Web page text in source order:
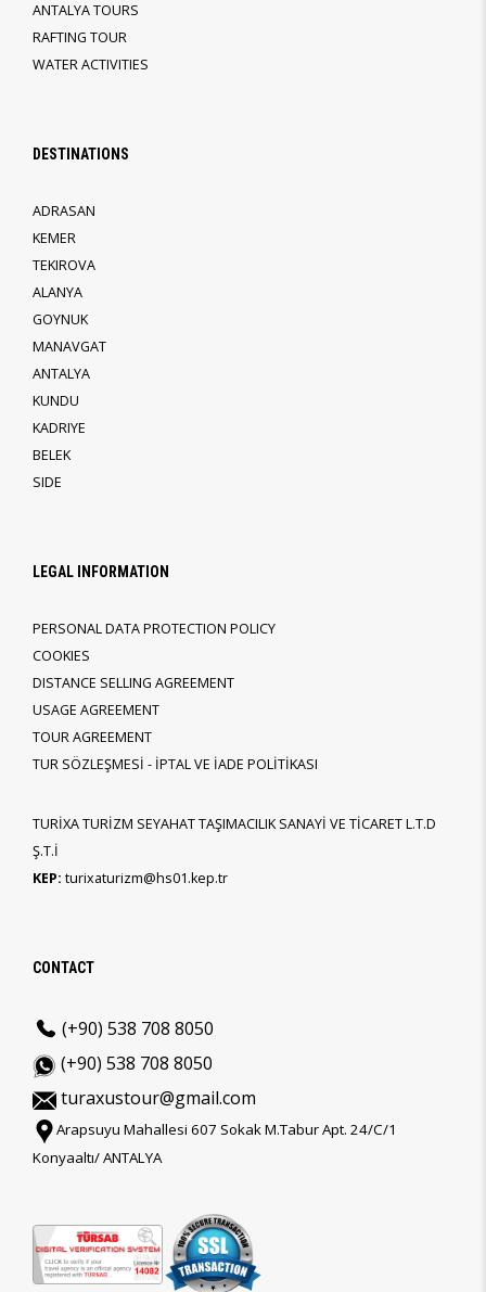
ANTALYA TOURS
RAFTING TOUR
WATER ACTIVITIES
DESTINATIONS
ADRASAN
KEMER
TEKIROVA
ALANYA
GOYNUK
MANAVGAT
ANTALYA
KUNDU
KADRIYE
BELEK
SIDE
LEGAL INFORMATION
PERSONAL DATA PROTECTION POLICY
COOKIES
DISTANCE SELLING AGREEMENT
USAGE AGREEMENT
TOUR AGREEMENT
TUR SÖZLEŞMESİ - İPTAL VE İADE POLİTİKASI
TURİXA TURİZM SEYAHAT TAŞIMACILIK SANAYİ VE TİCARET L.T.D
Ş.T.İ
KEP: turixaturizm@hs01.kep.tr
CONTACT
(+90) 538 708 8050
(+90) 538 708 8050
turaxustour@gmail.com
Arapsuyu Mahallesi 607 Sokak M.Tabur Apt. 24/C/1
Konyaaltı/ ANTALYA